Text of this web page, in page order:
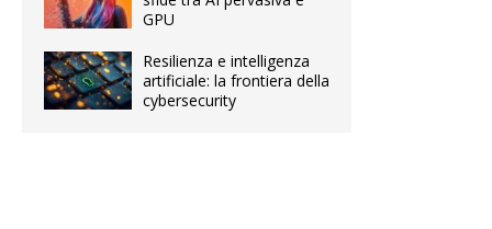
GPU
Resilienza e intelligenza
artificiale: la frontiera della
cybersecurity